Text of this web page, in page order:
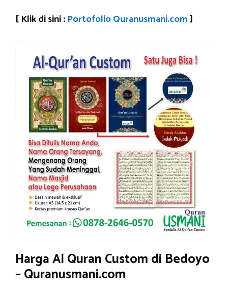
[ Klik di sini : Portofolio Quranusmani.com]
Harga Al Quran Custom di Bedoyo
– Quranusmani.com